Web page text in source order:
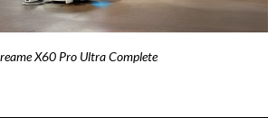
X60 Pro Ultra Complete